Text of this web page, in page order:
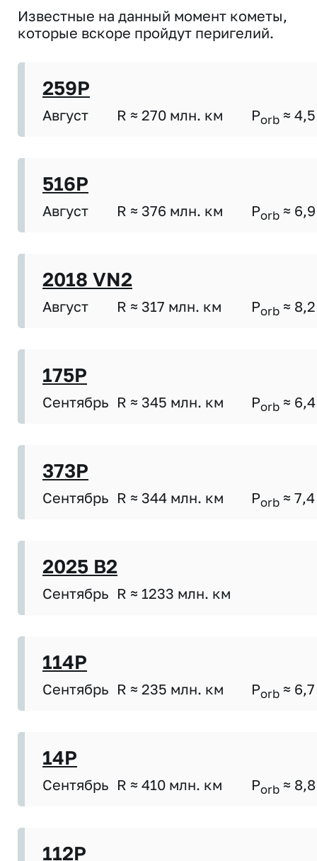
Известные на данный момент кометы,
которые вскоре пройдут перигелий.
259P
Август R ≈ 270 млн. км Porb ≈ 4,5
516P
Август R ≈ 376 млн. км Porb ≈ 6,9
2018 VN2
Август R ≈ 317 млн. км Porb ≈ 8,2
175P
Сентябрь R ≈ 345 млн. км Porb ≈ 6,4
373P
Сентябрь R ≈ 344 млн. км Porb ≈ 7,4
2025 B2
Сентябрь R ≈ 1233 млн. км
114P
Сентябрь R ≈ 235 млн. км Porb ≈ 6,7
14P
Сентябрь R ≈ 410 млн. км Porb ≈ 8,8
112P